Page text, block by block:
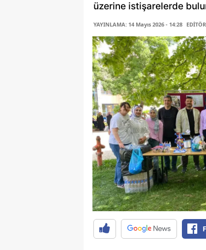
üzerine istişarelerde
YAYINLAMA: 14 Mayıs 2026 - 14:28